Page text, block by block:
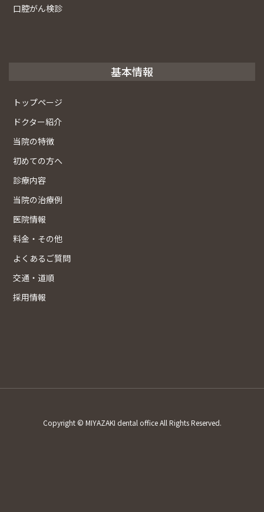
口腔がん検診
基本情報
トップページ
ドクター紹介
当院の特徴
初めての方へ
診療内容
当院の治療例
医院情報
料金・その他
よくあるご質問
交通・道順
採用情報
Copyright © MIYAZAKI dental office All Rights Reserved.